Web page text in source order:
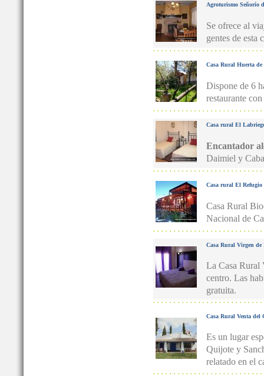
Agroturismo Señorío
Se ofrece al
gentes de esta
Casa Rural Huerta de
Dispone de 6
restaurante
Casa rural El
Encantador
Daimiel y
Casa rural El Refugio
Casa Rural
Nacional de
Casa Rural Virgen de
La Casa Rural
centro. Las
gratuita.
Casa Rural Venta del
Es un lugar
Quijote y
relatado en el